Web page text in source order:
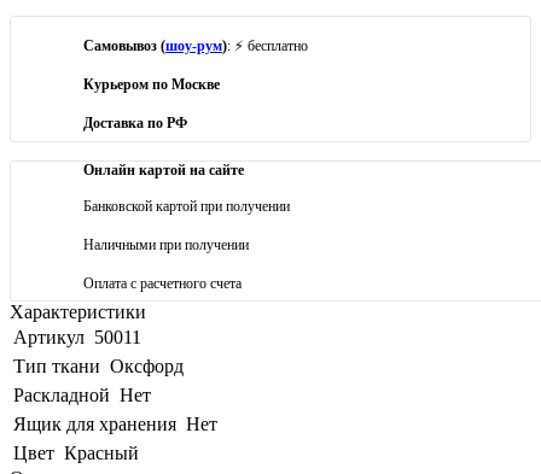
Самовывоз (шоу-рум): ⚡ бесплатно
Курьером по Москве
Доставка по РФ
Онлайн картой на сайте
Банковской картой при получении
Наличными при получении
Оплата с расчетного счета
Характеристики
Артикул 50011
Тип ткани Оксфорд
Раскладной Нет
Ящик для хранения Нет
Цвет Красный